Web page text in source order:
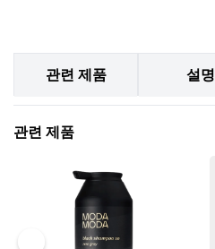
관련 제품 설명
관련 제품